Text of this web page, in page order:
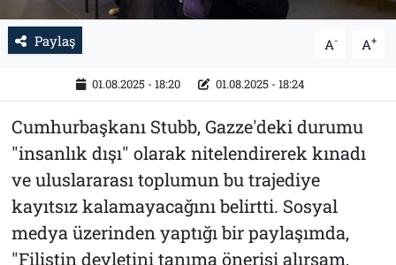
Paylaş A- A+
01.08.2025 - 18:20 01.08.2025 - 18:24
Cumhurbaşkanı Stubb, Gazze'deki durumu
"insanlık dışı" olarak nitelendirerek kınadı
ve uluslararası toplumun bu trajediye
kayıtsız kalamayacağını belirtti. Sosyal
medya üzerinden yaptığı bir paylaşımda,
"Filistin devletini tanıma önerisi alırsam,